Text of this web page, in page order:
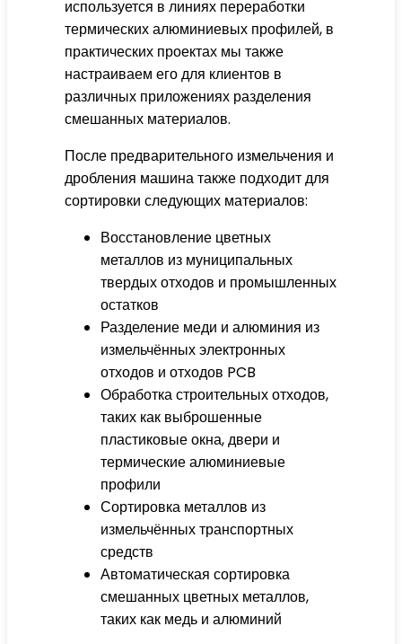
используется в линиях переработки
термических алюминиевых профилей, в
практических проектах мы также
настраиваем его для клиентов в
различных приложениях разделения
смешанных материалов.
После предварительного измельчения и
дробления машина также подходит для
сортировки следующих материалов:
Восстановление цветных
металлов из муниципальных
твердых отходов и промышленных
остатков
Разделение меди и алюминия из
измельчённых электронных
отходов и отходов PCB
Обработка строительных отходов,
таких как выброшенные
пластиковые окна, двери и
термические алюминиевые
профили
Сортировка металлов из
измельчённых транспортных
средств
Автоматическая сортировка
смешанных цветных металлов,
таких как медь и алюминий